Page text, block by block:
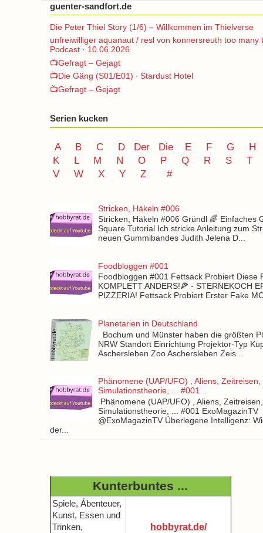
guenter-sandfort.de
Die Peter Thiel Story (1/6) – Willkommen im Thielverse
unfreiwilliger aquanaut / resl von konnersreuth too many
Podcast · 10.06.2026
📺Gefragt – Gejagt
📺Die Gäng (S01/E01) ∙ Stardust Hotel
📺Gefragt – Gejagt
Serien kucken
A B C D Der Die E F G
H
K
L M N O P Q R S
T
V
W X Y Z #
Stricken, Häkeln #006
Stricken, Häkeln #006 Gründl 🌈 Einfaches
Square Tutorial Ich stricke Anleitung zum
neuen Gummibandes Judith Jelena D...
Foodbloggen #001
Foodbloggen #001 Fettsack Probiert Diese
KOMPLETT ANDERS!🍕 - STERNEKOCH
PIZZERIA! Fettsack Probiert Erster Fake
Planetarien in Deutschland
Bochum und Münster haben die größten
NRW Standort Einrichtung Projektor-Typ
Aschersleben Zoo Aschersleben Zeis...
Phänomene (UAP/UFO) , Aliens, Zeitreisen,
Simulationstheorie, ... #001
Phänomene (UAP/UFO) , Aliens, Zeitreisen,
Simulationstheorie, ... #001 ExoMagazinTV
@ExoMagazinTV Überlegene Intelligenz:
der...
Kunterbuntes ...
Spiele, Ábenteuer,
Kunst, Essen und
Trinken,
hobbyrat.de/